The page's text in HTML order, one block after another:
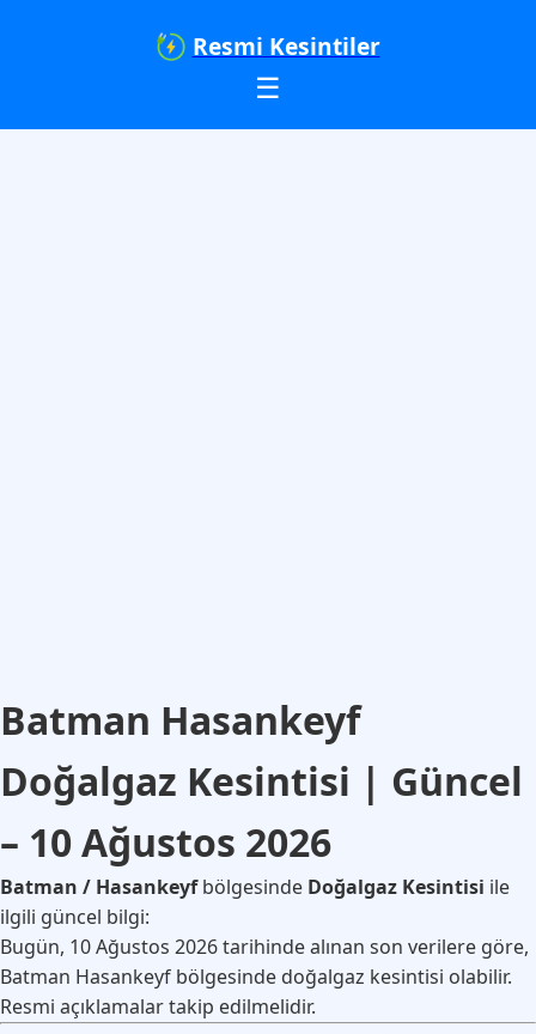
Resmi Kesintiler
☰
Batman Hasankeyf
Doğalgaz Kesintisi | Güncel
– 10 Ağustos 2026
Batman / Hasankeyfbölgesinde Doğalgaz Kesintisi ile
ilgili güncel bilgi:
Bugün, 10 Ağustos 2026 tarihinde alınan son verilere göre,
Batman Hasankeyf bölgesinde doğalgaz kesintisi olabilir.
Resmi açıklamalar takip edilmelidir.